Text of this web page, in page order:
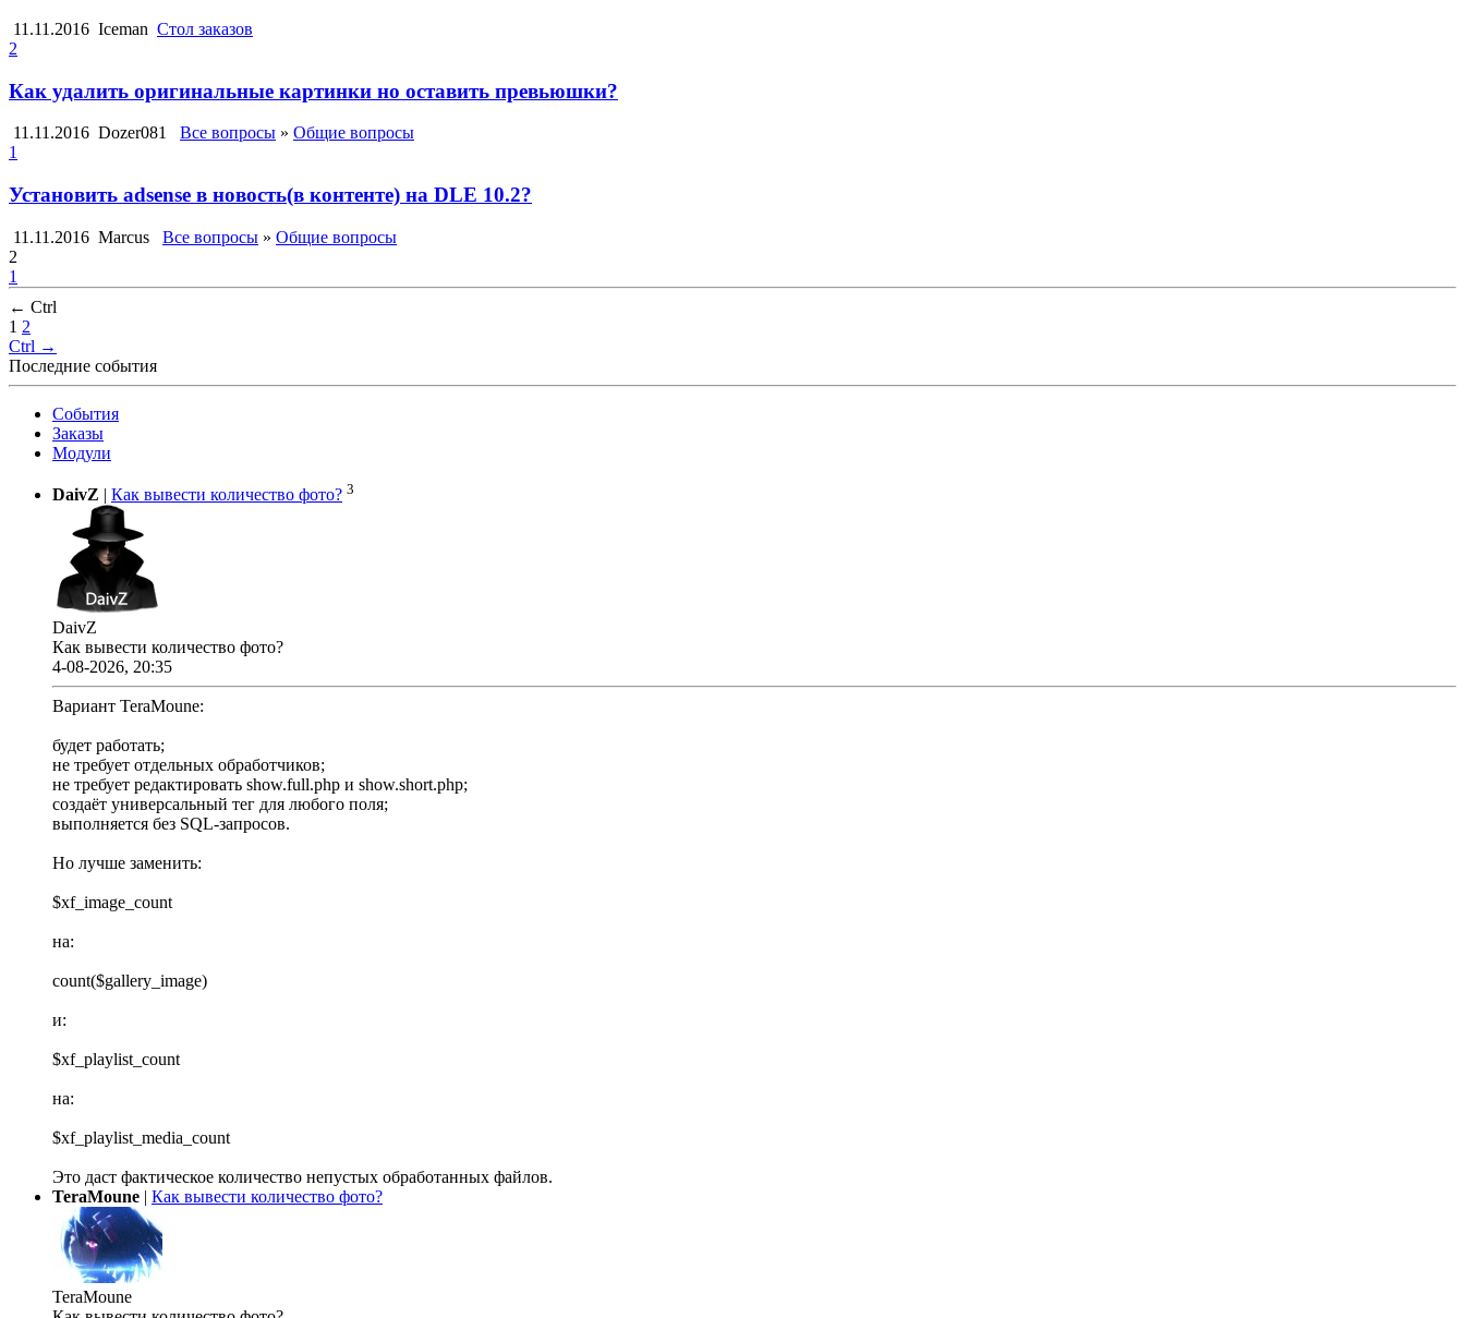
11.11.2016 Iceman Стол заказов
2
Как удалить оригинальные картинки но оставить превьюшки?
11.11.2016 Dozer081 Все вопросы » Общие вопросы
1
Установить adsense в новость(в контенте) на DLE 10.2?
11.11.2016 Marcus Все вопросы » Общие вопросы
2
1
← Ctrl
1 2
Ctrl →
Последние события
События
Заказы
Модули
DaivZ | Как вывести количество фото? 3
DaivZ
Как вывести количество фото?
4-08-2026, 20:35
Вариант TeraMoune:
будет работать;
не требует отдельных обработчиков;
не требует редактировать show.full.php и show.short.php;
создаёт универсальный тег для любого поля;
выполняется без SQL-запросов.
Но лучше заменить:
$xf_image_count
на:
count($gallery_image)
и:
$xf_playlist_count
на:
$xf_playlist_media_count
Это даст фактическое количество непустых обработанных файлов.
TeraMoune | Как вывести количество фото?
TeraMoune